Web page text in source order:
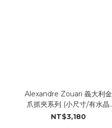
Alexandre Zouari 義大利金
爪抓夾系列 (小尺寸/有水晶
#20013_PP)
NT$3,180